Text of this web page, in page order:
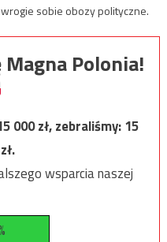
sobie obozy polityczne.
Polonia!
000zł, zebraliśmy:15
zł.
wsparcia naszej